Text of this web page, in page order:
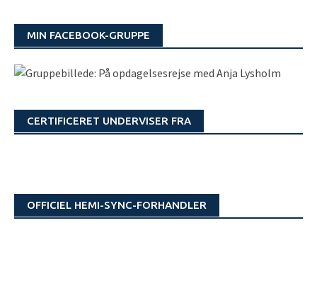
MIN FACEBOOK-GRUPPE
CERTIFICERET UNDERVISER FRA
OFFICIEL HEMI-SYNC-FORHANDLER